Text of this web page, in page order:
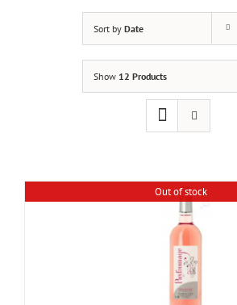
Sort by Date
Show 12 Products
Out of stock